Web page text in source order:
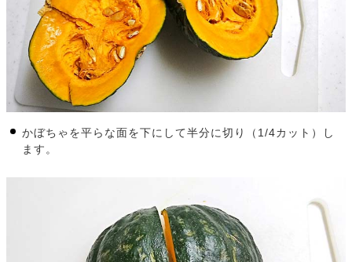
かぼちゃを平らな面を下にして半分に切り（1/4カット）し
ます。